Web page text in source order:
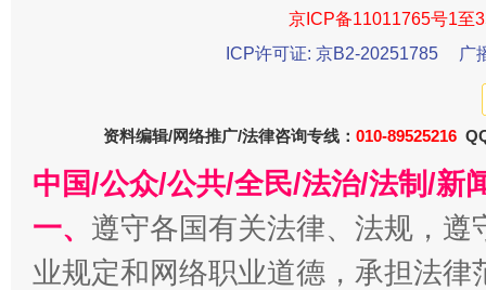
今
京ICP备11011765号1至
ICP许可证: 京B2-20251785
广
资料编辑/网络推广/法律咨询专线： 010-89525216
中国/公众/公共/全民/法治/法制/新
一、 遵守各国有关法律、法规，
业规定和网络职业道德，承担法